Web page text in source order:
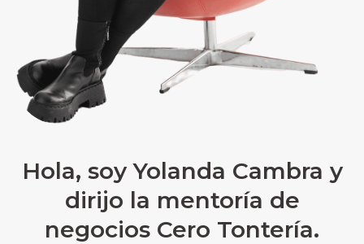
Hola, soy Yolanda Cambra y
dirijo la mentoría de
negocios Cero Tontería.